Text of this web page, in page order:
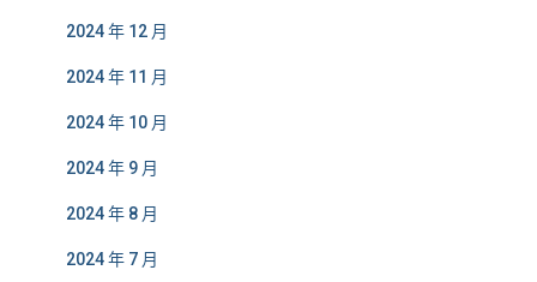
2024 年 12 月
2024 年 11 月
2024 年 10 月
2024 年 9 月
2024 年 8 月
2024 年 7 月